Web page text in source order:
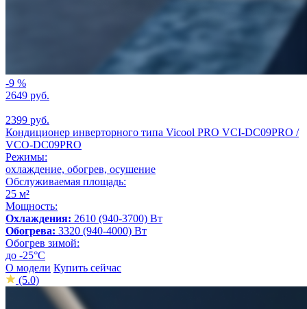
-9 %
2649 руб.
2399 руб.
Кондиционер инверторного типа Vicool PRO VCI-DC09PRO /
VCO-DC09PRO
Режимы:
охлаждение, обогрев, осушение
Обслуживаемая площадь:
25 м²
Мощность:
Охлаждения: 2610 (940-3700) Вт
Обогрева: 3320 (940-4000) Вт
Обогрев зимой:
до -25°С
О модели Купить сейчас
(5.0)